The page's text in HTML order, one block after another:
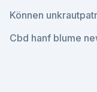
Können
Cbd hanf blume